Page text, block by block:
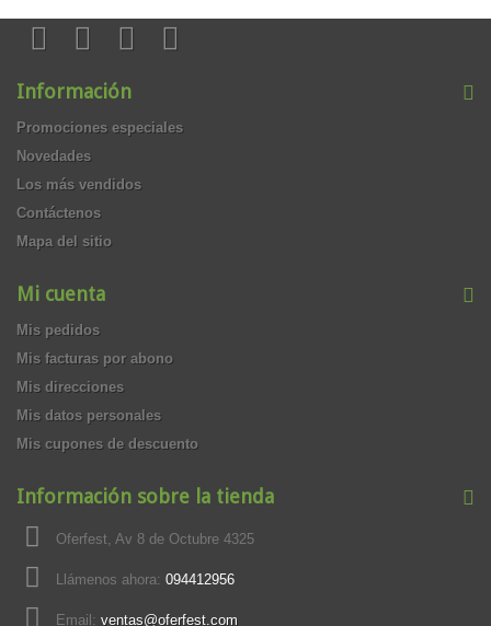
Información
Promociones especiales
Novedades
Los más vendidos
Contáctenos
Mapa del sitio
Mi cuenta
Mis pedidos
Mis facturas por abono
Mis direcciones
Mis datos personales
Mis cupones de descuento
Información sobre la tienda
Oferfest, Av 8 de Octubre 4325
Llámenos ahora: 094412956
Email: ventas@oferfest.com